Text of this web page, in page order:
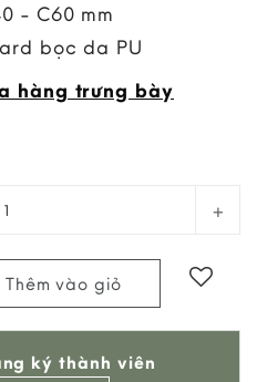
- C60 mm
bọc da PU
hàng trưng bày
Thêm vào giỏ
wishlist
ký thành viên